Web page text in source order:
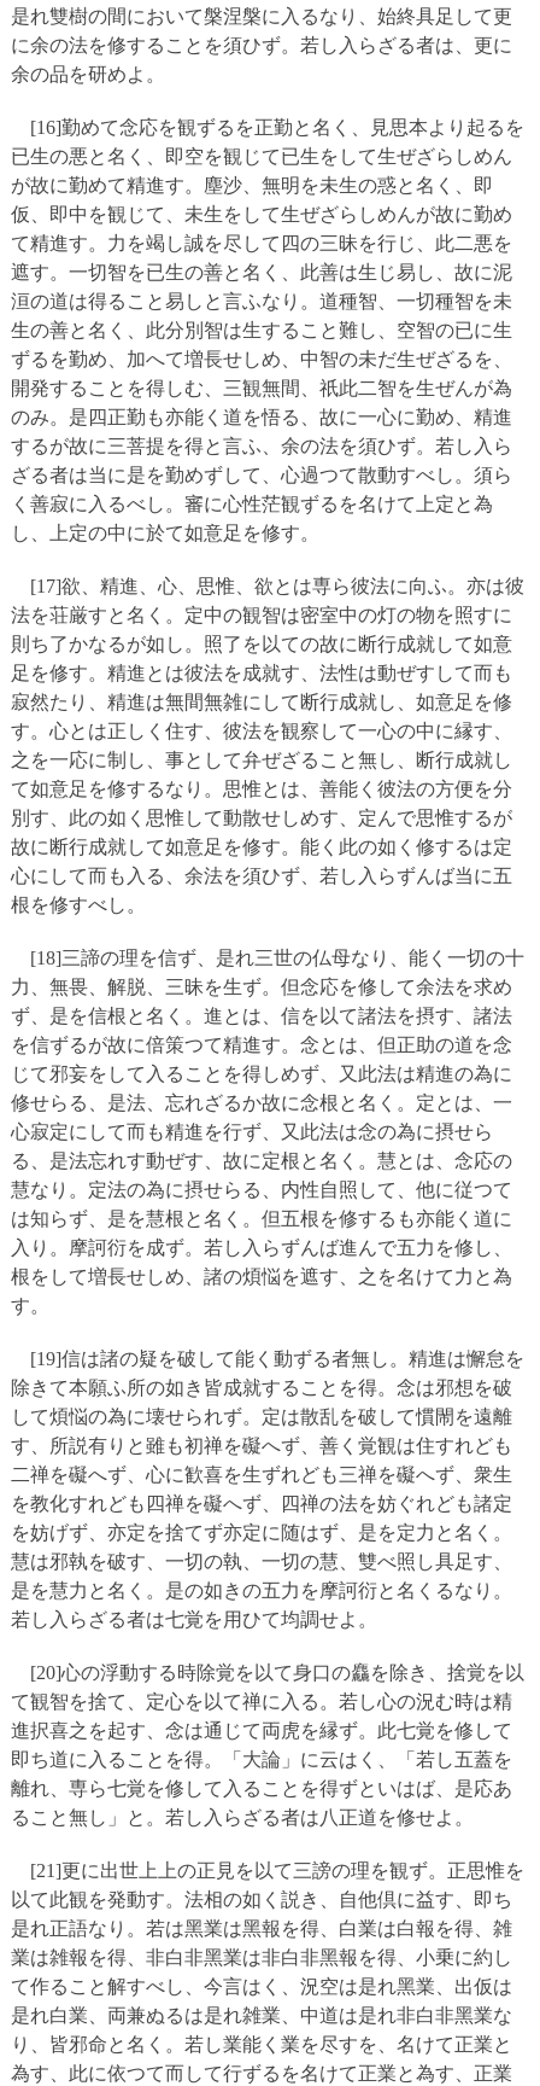
是れ雙樹の間において槃涅槃に入るなり、始終具足して更
に余の法を修することを須ひず。若し入らざる者は、更に
余の品を研めよ。
[16]勤めて念応を観ずるを正勤と名く、見思本より起るを
已生の悪と名く、即空を観じて已生をして生ぜざらしめん
が故に勤めて精進す。塵沙、無明を未生の惑と名く、即
仮、即中を観じて、未生をして生ぜざらしめんが故に勤め
て精進す。力を竭し誠を尽して四の三昧を行じ、此二悪を
遮す。一切智を已生の善と名く、此善は生じ易し、故に泥
洹の道は得ること易しと言ふなり。道種智、一切種智を未
生の善と名く、此分別智は生すること難し、空智の已に生
ずるを勤め、加へて増長せしめ、中智の未だ生ぜざるを、
開発することを得しむ、三観無間、祇此二智を生ぜんが為
のみ。是四正勤も亦能く道を悟る、故に一心に勤め、精進
するが故に三菩提を得と言ふ、余の法を須ひず。若し入ら
ざる者は当に是を勤めずして、心過つて散動すべし。須ら
く善寂に入るべし。審に心性茫観ずるを名けて上定と為
し、上定の中に於て如意足を修す。
[17]欲、精進、心、思惟、欲とは専ら彼法に向ふ。亦は彼
法を荘厳すと名く。定中の観智は密室中の灯の物を照すに
則ち了かなるが如し。照了を以ての故に断行成就して如意
足を修す。精進とは彼法を成就す、法性は動ぜすして而も
寂然たり、精進は無間無雑にして断行成就し、如意足を修
す。心とは正しく住す、彼法を観察して一心の中に縁す、
之を一応に制し、事として弁ぜざること無し、断行成就し
て如意足を修するなり。思惟とは、善能く彼法の方便を分
別す、此の如く思惟して動散せしめす、定んで思惟するが
故に断行成就して如意足を修す。能く此の如く修するは定
心にして而も入る、余法を須ひず、若し入らずんば当に五
根を修すべし。
[18]三諦の理を信ず、是れ三世の仏母なり、能く一切の十
力、無畏、解脱、三昧を生ず。但念応を修して余法を求め
ず、是を信根と名く。進とは、信を以て諸法を摂す、諸法
を信ずるが故に倍策つて精進す。念とは、但正助の道を念
じて邪妄をして入ることを得しめず、又此法は精進の為に
修せらる、是法、忘れざるか故に念根と名く。定とは、一
心寂定にして而も精進を行ず、又此法は念の為に摂せら
る、是法忘れす動ぜす、故に定根と名く。慧とは、念応の
慧なり。定法の為に摂せらる、内性自照して、他に従つて
は知らず、是を慧根と名く。但五根を修するも亦能く道に
入り。摩訶衍を成ず。若し入らずんば進んで五力を修し、
根をして増長せしめ、諸の煩悩を遮す、之を名けて力と為
す。
[19]信は諸の疑を破して能く動ずる者無し。精進は懈怠を
除きて本願ふ所の如き皆成就することを得。念は邪想を破
して煩悩の為に壊せられず。定は散乱を破して慣閙を遠離
す、所説有りと雖も初禅を礙へず、善く覚観は住すれども
二禅を礙へず、心に歓喜を生ずれども三禅を礙へず、衆生
を教化すれども四禅を礙へず、四禅の法を妨ぐれども諸定
を妨げず、亦定を捨てず亦定に随はず、是を定力と名く。
慧は邪執を破す、一切の執、一切の慧、雙べ照し具足す、
是を慧力と名く。是の如きの五力を摩訶衍と名くるなり。
若し入らざる者は七覚を用ひて均調せよ。
[20]心の浮動する時除覚を以て身口の麤を除き、捨覚を以
て観智を捨て、定心を以て禅に入る。若し心の況む時は精
進択喜之を起す、念は通じて両虎を縁ず。此七覚を修して
即ち道に入ることを得。「大論」に云はく、「若し五蓋を
離れ、専ら七覚を修して入ることを得ずといはば、是応あ
ること無し」と。若し入らざる者は八正道を修せよ。
[21]更に出世上上の正見を以て三謗の理を観ず。正思惟を
以て此観を発動す。法相の如く説き、自他倶に益す、即ち
是れ正語なり。若は黑業は黑報を得、白業は白報を得、雑
業は雑報を得、非白非黑業は非白非黑報を得、小乗に約し
て作ること解すべし、今言はく、況空は是れ黑業、出仮は
是れ白業、両兼ぬるは是れ雑業、中道は是れ非白非黑業な
り、皆邪命と名く。若し業能く業を尽すを、名けて正業と
為す、此に依つて而して行ずるを名けて正業と為す、正業